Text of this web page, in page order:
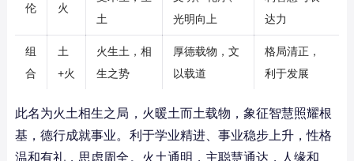
伦 火
土
光明向上
达力
组
合
土
+火
火生土，相
生之势
厚德载物，文
以载道
格局清正，
利于发展
此名为火土相生之局，火暖土而土载物，象征智慧照耀根
基，德行成就事业。利于学业精进、事业稳步上升，性格
温和有礼，思虑周全。火土通明，主聪慧通达，人缘和